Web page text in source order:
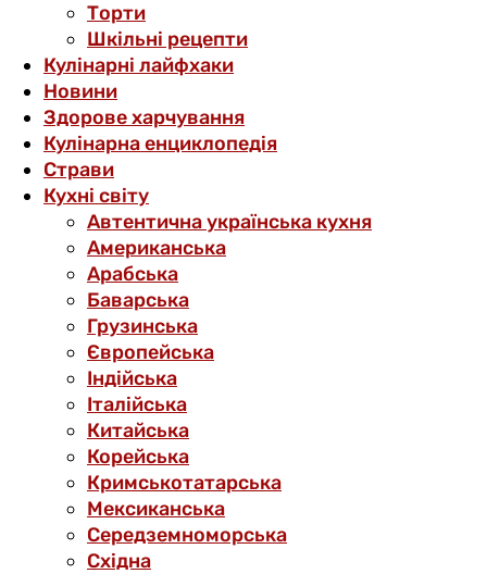
Торти
Шкільні рецепти
Кулінарні лайфхаки
Новини
Здорове харчування
Кулінарна енциклопедія
Страви
Кухні світу
Автентична українська кухня
Американська
Арабська
Баварська
Грузинська
Європейська
Індійська
Італійська
Китайська
Корейська
Кримськотатарська
Мексиканська
Середземноморська
Східна